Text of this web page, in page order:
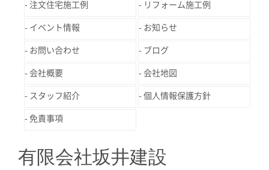
注文住宅施工例 リフォーム施工例
イベント情報 お知らせ
お問い合わせ ブログ
会社概要 会社地図
スタッフ紹介 個人情報保護方針
免責事項
有限会社坂井建設